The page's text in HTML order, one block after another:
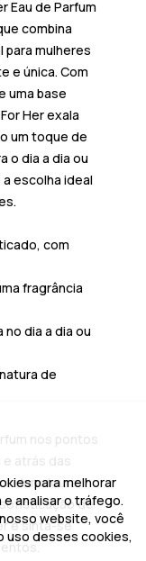
Eau de Parfum
combina
mulheres
e única. Com
uma base
Herexala
um toque de
o dia a dia ou
escolha ideal
com
fragrância
dia a dia ou
de
nos pontos
atrás das
e duradoura.
de
e sinta-se
para melhorar
analisar o tráfego.
website, você
uso desses cookies,